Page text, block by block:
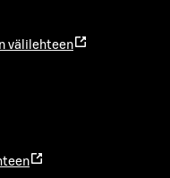
välilehteen